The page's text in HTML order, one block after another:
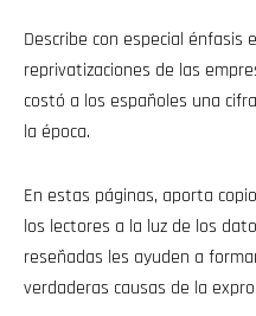
Describe con especial énfasis
reprivatizaciones de las
costó a los españoles una
la época.
En estas páginas, aporta
los lectores a la luz de los
reseñadas les ayuden a
verdaderas causas de la